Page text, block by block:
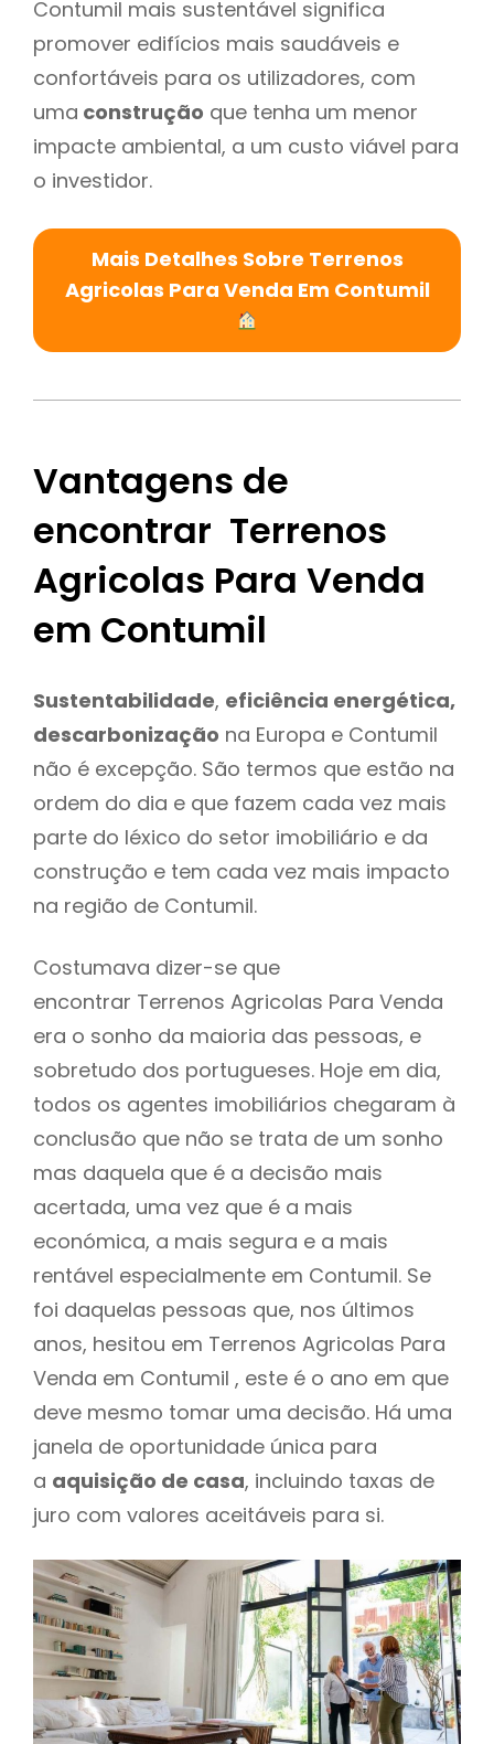
Contumil mais sustentável significa
promover edifícios mais saudáveis e
confortáveis para os utilizadores, com
uma construção que tenha um menor
impacte ambiental, a um custo viável para
o investidor.
Mais Detalhes Sobre Terrenos
Agricolas Para Venda Em Contumil
Vantagens de
encontrar Terrenos
Agricolas Para Venda
em Contumil
Sustentabilidade, eficiência energética,
descarbonização na Europa e Contumil
não é excepção. São termos que estão na
ordem do dia e que fazem cada vez mais
parte do léxico do setor imobiliário e da
construção e tem cada vez mais impacto
na região de Contumil.
Costumava dizer-se que
encontrar Terrenos Agricolas Para Venda
era o sonho da maioria das pessoas, e
sobretudo dos portugueses. Hoje em dia,
todos os agentes imobiliários chegaram à
conclusão que não se trata de um sonho
mas daquela que é a decisão mais
acertada, uma vez que é a mais
económica, a mais segura e a mais
rentável especialmente em Contumil. Se
foi daquelas pessoas que, nos últimos
anos, hesitou em Terrenos Agricolas Para
Venda em Contumil , este é o ano em que
deve mesmo tomar uma decisão. Há uma
janela de oportunidade única para
a aquisição de casa, incluindo taxas de
juro com valores aceitáveis para si.